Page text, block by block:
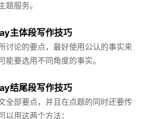
题服务。
主体段写作技巧
讨论的要点，最好使用公认的事实来
能要选用不同角度的事实。
结尾段写作技巧
全部要点，并且在点题的同时还要传
以用这两个方法：